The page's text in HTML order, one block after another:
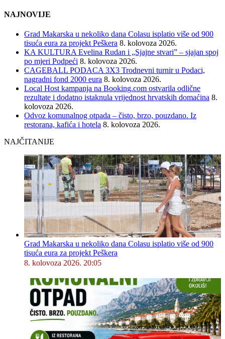
NAJNOVIJE
Grad Makarska u nekoliko dana Colasu isplatio više od 900
tisuća eura za projekt Peškera 8. kolovoza 2026.
KA KULTURA Evelina Rudan i „Sjajne stvari” – sjajan spoj
po mjeri Podpeći 8. kolovoza 2026.
CAGEBALL PODACA 3X3 Trodnevni turnir u Podaci,
nagradni fond 2000 eura 8. kolovoza 2026.
Local Host kampanja na Booking.com ostvarila odlične
rezultate i dodatno istaknula vrijednost hrvatskih domaćina 8.
kolovoza 2026.
Odvoz komunalnog otpada – čisto, brzo, pouzdano. Iz
restorana, kafića i hotela 8. kolovoza 2026.
NAJČITANIJE
Grad Makarska u nekoliko dana Colasu isplatio više od 900
tisuća eura za projekt Peškera
8. kolovoza 2026. 20:05